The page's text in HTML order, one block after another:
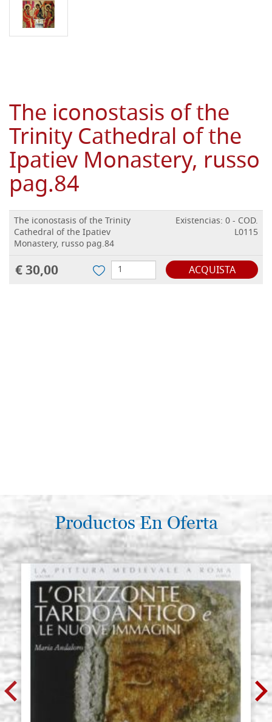
The iconostasis of the
Trinity Cathedral of the
Ipatiev Monastery, russo
pag.84
The iconostasis of the Trinity
Cathedral of the Ipatiev
Monastery, russo pag.84
Existencias: 0 - COD.
L0115
€ 30,00 ACQUISTA
Productos En Oferta